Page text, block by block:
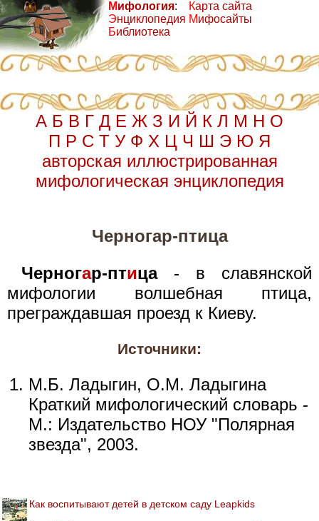
Мифология:
Энциклопедия
Библиотека
Карта сайта
Мифосайты
А Б В Г Д Е Ж З И Й К Л М Н О
П Р С Т У Ф Х Ц Ч Ш Э Ю Я
авторская иллюстрированная
мифологическая энциклопедия
Черногар-птица
Черногар-птица- в славянской
мифологии волшебная птица,
преграждавшая проезд к Киеву.
Источники:
М.Б. Ладыгин, О.М. Ладыгина
Краткий мифологический словарь -
М.: Издательство НОУ "Полярная
звезда", 2003.
Как воспитывают детей в детском саду Leapkids